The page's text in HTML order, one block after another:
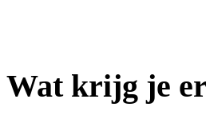
Wat krijg je